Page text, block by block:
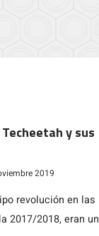
y sus
2019
revolución en las
2017/2018, eran un